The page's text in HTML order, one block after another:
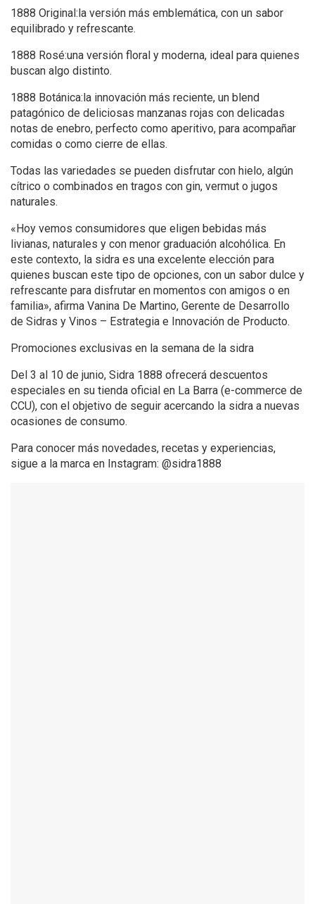
1888 Original:la versión más emblemática, con un sabor
equilibrado y refrescante.
1888 Rosé:una versión floral y moderna, ideal para quienes
buscan algo distinto.
1888 Botánica:la innovación más reciente, un blend
patagónico de deliciosas manzanas rojas con delicadas
notas de enebro, perfecto como aperitivo, para acompañar
comidas o como cierre de ellas.
Todas las variedades se pueden disfrutar con hielo, algún
cítrico o combinados en tragos con gin, vermut o jugos
naturales.
«Hoy vemos consumidores que eligen bebidas más
livianas, naturales y con menor graduación alcohólica. En
este contexto, la sidra es una excelente elección para
quienes buscan este tipo de opciones, con un sabor dulce y
refrescante para disfrutar en momentos con amigos o en
familia», afirma Vanina De Martino, Gerente de Desarrollo
de Sidras y Vinos – Estrategia e Innovación de Producto.
Promociones exclusivas en la semana de la sidra
Del 3 al 10 de junio, Sidra 1888 ofrecerá descuentos
especiales en su tienda oficial en La Barra (e-commerce de
CCU), con el objetivo de seguir acercando la sidra a nuevas
ocasiones de consumo.
Para conocer más novedades, recetas y experiencias,
sigue a la marca en Instagram: @sidra1888